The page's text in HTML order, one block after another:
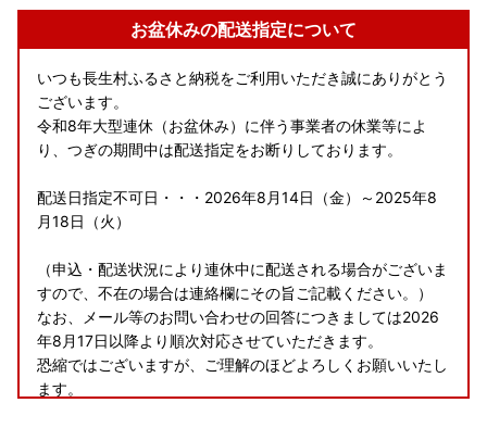
お盆休みの配送指定について
いつも長生村ふるさと納税をご利用いただき誠にありがとう
ございます。
令和8年大型連休（お盆休み）に伴う事業者の休業等によ
り、つぎの期間中は配送指定をお断りしております。
配送日指定不可日・・・2026年8月14日（金）～2025年8
月18日（火）
（申込・配送状況により連休中に配送される場合がございま
すので、不在の場合は連絡欄にその旨ご記載ください。）
なお、メール等のお問い合わせの回答につきましては2026
年8月17日以降より順次対応させていただきます。
恐縮ではございますが、ご理解のほどよろしくお願いいたし
ます。